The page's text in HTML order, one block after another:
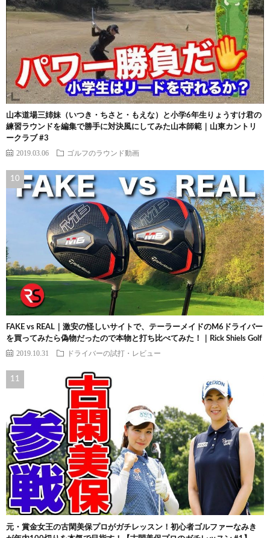
山本道場三姉妹（いつき・ちさと・もえな）と小学6年生りょうすけ君の
練習ラウンドを編集で勝手に対決風にしてみた山本師範｜山東カントリ
ークラブ #3
2019.03.06 ゴルフのラウンド動画
FAKE vs REAL｜激安の怪しいサイトで、テーラーメイドのM6ドライバー
を買ってみたら偽物だったので本物と打ち比べてみた！｜Rick Shiels Golf
2019.10.31 ドライバーの試打・レビュー
元・賞金女王の古閑美保プロがガチレッスン！初心者ゴルファーなみき